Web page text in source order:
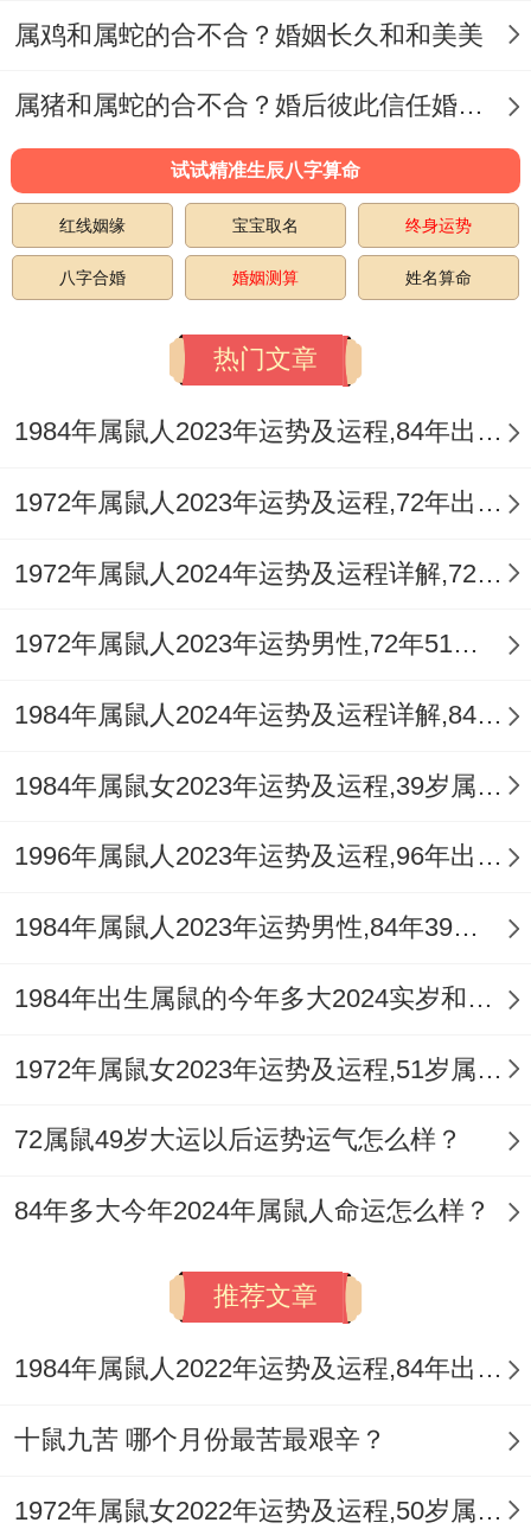
属鸡和属蛇的合不合？婚姻长久和和美美
属猪和属蛇的合不合？婚后彼此信任婚姻美满
试试精准生辰八字算命
红线姻缘 宝宝取名 终身运势
八字合婚 婚姻测算 姓名算命
热门文章
1984年属鼠人2023年运势及运程,84年出生的39岁生肖鼠2023年每月运势详解
1972年属鼠人2023年运势及运程,72年出生的51岁生肖鼠2023年每月运势如何
1972年属鼠人2024年运势及运程详解,72年出生52岁肖鼠人在2024全年每月运势完整版
1972年属鼠人2023年运势男性,72年51岁属鼠男2023年每月运程怎么样
1984年属鼠人2024年运势及运程详解,84年出生40岁肖鼠人在2024全年每月运势完整版
1984年属鼠女2023年运势及运程,39岁属鼠人2023全年每月运势女性如何
1996年属鼠人2023年运势及运程,96年出生的27岁生肖鼠2023年每月运势详解
1984年属鼠人2023年运势男性,84年39岁属鼠男2023年每月运程怎么样
1984年出生属鼠的今年多大2024实岁和虚岁
1972年属鼠女2023年运势及运程,51岁属鼠人2023全年每月运势女性如何
72属鼠49岁大运以后运势运气怎么样？
84年多大今年2024年属鼠人命运怎么样？
推荐文章
1984年属鼠人2022年运势及运程,84年出生的38岁属鼠2022年每月运程详解
十鼠九苦 哪个月份最苦最艰辛？
1972年属鼠女2022年运势及运程,50岁属鼠人2022全年每月运势女性如何